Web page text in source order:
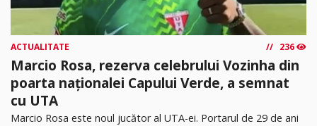
ACTUALITATE 236
Marcio Rosa, rezerva celebrului Vozinha din
poarta naționalei Capului Verde, a semnat
cu UTA
Marcio Rosa este noul jucător al UTA-ei. Portarul de 29 de ani